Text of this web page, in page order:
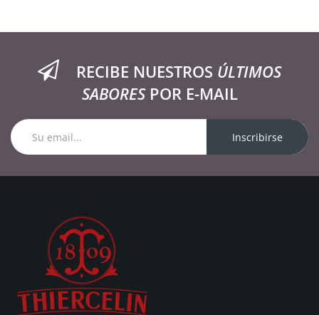
RECIBE NUESTROS ÚLTIMOS
SABORESPOR E-MAIL
Inscribirse